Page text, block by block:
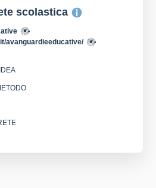
scolastica
avanguardieeducative/